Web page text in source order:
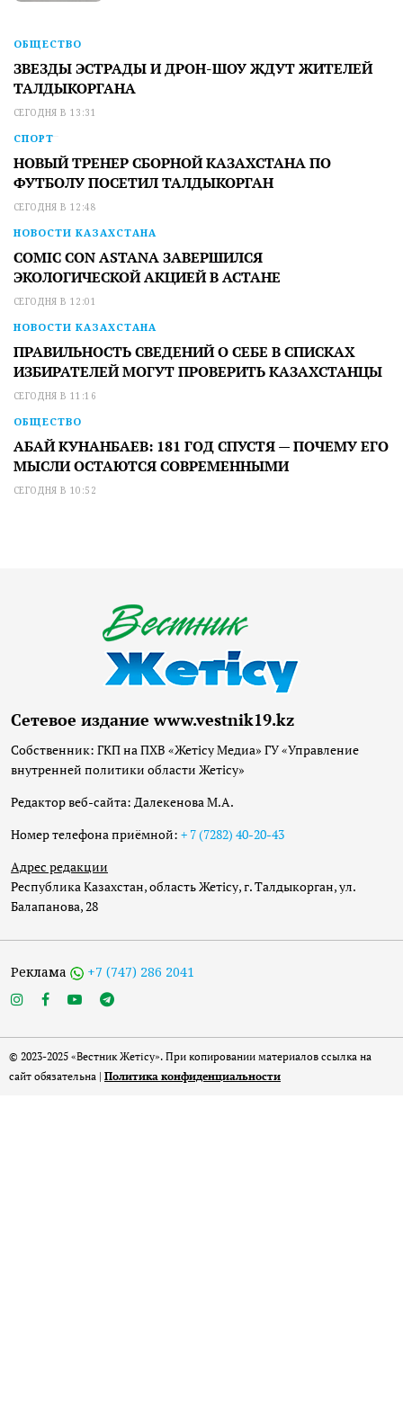
ОБЩЕСТВО
ЗВЕЗДЫ ЭСТРАДЫ И ДРОН-ШОУ ЖДУТ ЖИТЕЛЕЙ
ТАЛДЫКОРГАНА
СЕГОДНЯ В 13:31
СПОРТ
НОВЫЙ ТРЕНЕР СБОРНОЙ КАЗАХСТАНА ПО
ФУТБОЛУ ПОСЕТИЛ ТАЛДЫКОРГАН
СЕГОДНЯ В 12:48
НОВОСТИ КАЗАХСТАНА
COMIC CON ASTANA ЗАВЕРШИЛСЯ
ЭКОЛОГИЧЕСКОЙ АКЦИЕЙ В АСТАНЕ
СЕГОДНЯ В 12:01
НОВОСТИ КАЗАХСТАНА
ПРАВИЛЬНОСТЬ СВЕДЕНИЙ О СЕБЕ В СПИСКАХ
ИЗБИРАТЕЛЕЙ МОГУТ ПРОВЕРИТЬ КАЗАХСТАНЦЫ
СЕГОДНЯ В 11:16
ОБЩЕСТВО
АБАЙ КУНАНБАЕВ: 181 ГОД СПУСТЯ — ПОЧЕМУ ЕГО
МЫСЛИ ОСТАЮТСЯ СОВРЕМЕННЫМИ
СЕГОДНЯ В 10:52
Сетевое издание www.vestnik19.kz
Собственник: ГКП на ПХВ «Жетісу Медиа» ГУ «Управление
внутренней политики области Жетісу»
Редактор веб-сайта: Далекенова М.А.
Номер телефона приёмной: + 7 (7282) 40-20-43
Адрес редакции
Республика Казахстан, область Жетісу, г. Талдыкорган, ул.
Балапанова, 28
Реклама +7 (747) 286 2041
© 2023-2025 «Вестник Жетісу». При копировании материалов ссылка на
сайт обязательна | Политика конфиденциальности